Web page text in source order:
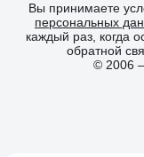
Вы принимаете
персональных
каждый раз, когда
обратной
© 2006